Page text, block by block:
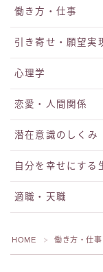
働き方・仕事
引き寄せ・願望実
心理学
恋愛・人間関係
潜在意識のしくみ
自分を幸せにする
適職・天職
HOME ＞ 働き方・仕事